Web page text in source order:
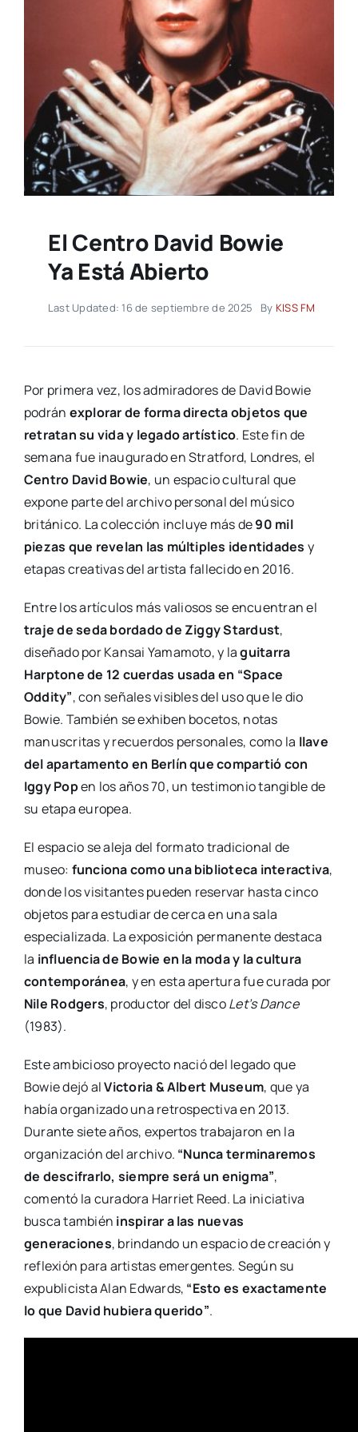
El Centro David Bowie
Ya Está Abierto
Last Updated: 16 de septiembre de 2025 By KISS FM
Por primera vez, los admiradores de David Bowie
podrán explorar de forma directa objetos que
retratan su vida y legado artístico. Este fin de
semana fue inaugurado en Stratford, Londres, el
Centro David Bowie, un espacio cultural que
expone parte del archivo personal del músico
británico. La colección incluye más de90 mil
piezas que revelan las múltiples identidades y
etapas creativas del artista fallecido en 2016.
Entre los artículos más valiosos se encuentran el
traje de seda bordado de Ziggy Stardust,
diseñado por Kansai Yamamoto, y laguitarra
Harptone de 12 cuerdas usada en “Space
Oddity”, con señales visibles del uso que le dio
Bowie. También se exhiben bocetos, notas
manuscritas y recuerdos personales, como la llave
del apartamento en Berlín que compartió con
Iggy Popen los años 70, un testimonio tangible de
su etapa europea.
El espacio se aleja del formato tradicional de
museo: funciona como una biblioteca interactiva,
donde los visitantes pueden reservar hasta cinco
objetos para estudiar de cerca en una sala
especializada. La exposición permanente destaca
la influencia de Bowie en la moda y la cultura
contemporánea, y en esta apertura fue curada por
Nile Rodgers, productor del discoLet’s Dance
(1983).
Este ambicioso proyecto nació del legado que
Bowie dejó alVictoria & Albert Museum, que ya
había organizado una retrospectiva en 2013.
Durante siete años, expertos trabajaron en la
organización del archivo. “Nunca terminaremos
de descifrarlo, siempre será un enigma”,
comentó la curadora Harriet Reed. La iniciativa
busca también inspirar a las nuevas
generaciones, brindando un espacio de creación y
reflexión para artistas emergentes. Según su
expublicista Alan Edwards, “Esto es exactamente
lo que David hubiera querido”.